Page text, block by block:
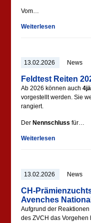
Vom…
Weiterlesen
13.02.2026 News
Feldtest Reiten
Ab 2026 können auch
vorgestellt werden. Sie
rangiert.
Der Nennschluss für…
Weiterlesen
13.02.2026 News
CH-
Avenches
Aufgrund der
des ZVCH das